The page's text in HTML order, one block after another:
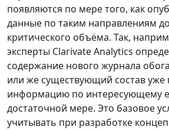
появляются по мере того, как
данные по таким направлениям
критического объёма. Так,
эксперты Clarivate Analytics
содержание нового журнала
или же существующий состав уже
информацию по интересующему
достаточной мере. Это базовое
учитывать при разработке